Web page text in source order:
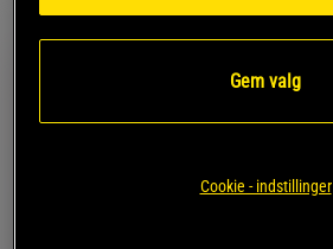
Gem valg
Cookie - indstillinger